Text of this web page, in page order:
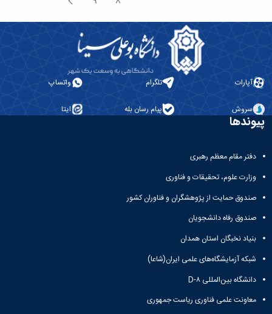
صفحه
صفحه بعد
آپارات تلگرام واتساپ
سروش پیام رسان بله ایتا
پیوندها
دفتر مقام معظم رهبری
وزارت علوم، تحقیقات و فناوری
صندوق حمایت از پژوهشگران و فناوران کشور
صندوق رفاه دانشجویان
بنیاد نخبگان استان همدان
شبکه آزمایشگاه‌های علمی ایران(شاعا)
دانشگاه بین‌المللی D-۸
معاونت علمی فناوری ریاست جمهوری